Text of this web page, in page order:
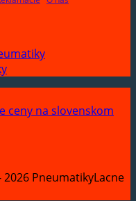
PneumatikyLacne